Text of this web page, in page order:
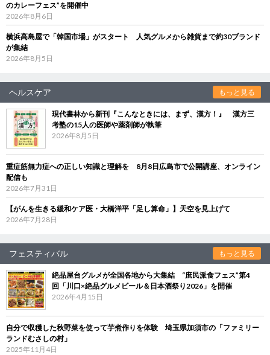
のカレーフェス”を開催中
2026年8月6日
横浜高島屋で「韓国市場」がスタート 人気グルメから雑貨まで約30ブランド
が集結
2026年8月5日
ヘルスケア もっと見る
現代書林から新刊『こんなときには、まず、漢方！』 漢方三
考塾の15人の医師や薬剤師が執筆
2026年8月5日
重症筋無力症への正しい知識と理解を 8月8日広島市で公開講座、オンライン
配信も
2026年7月31日
【がんを生きる緩和ケア医・大橋洋平「足し算命」】天空を見上げて
2026年7月28日
フェスティバル もっと見る
絶品屋台グルメが全国各地から大集結 “庶民派食フェス”第4
回「川口×絶品グルメビール＆日本酒祭り2026」を開催
2026年4月15日
自分で収穫した秋野菜を使って芋煮作りを体験 埼玉県加須市の「ファミリー
ランドむさしの村」
2025年11月4日